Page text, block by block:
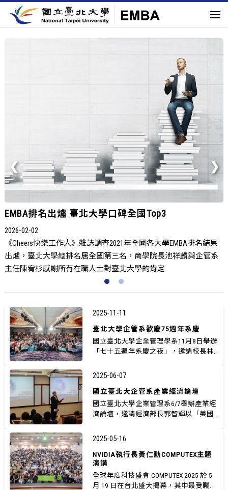
2026-01-31
師資全國最完整，「雙師制度」兼併理論與實務
2025-11-11
臺北大學企管系歡慶75週年系慶
國立臺北大學企業管理學系11月8日舉辦
「七十五週年系慶之夜」，邀請校長林
2025-06-07
國立臺北大企管系產業經濟論壇
國立臺北大學企業管理系6/7舉辦產業經
濟論壇，邀請經濟部長郭智輝以「美國
2025-05-16
NVIDIA執行長黃仁勳COMPUTEX主題
演講
全球年度科技盛會 COMPUTEX 2025 於 5
月 19 日在台北盛大揭幕，其中最受矚目